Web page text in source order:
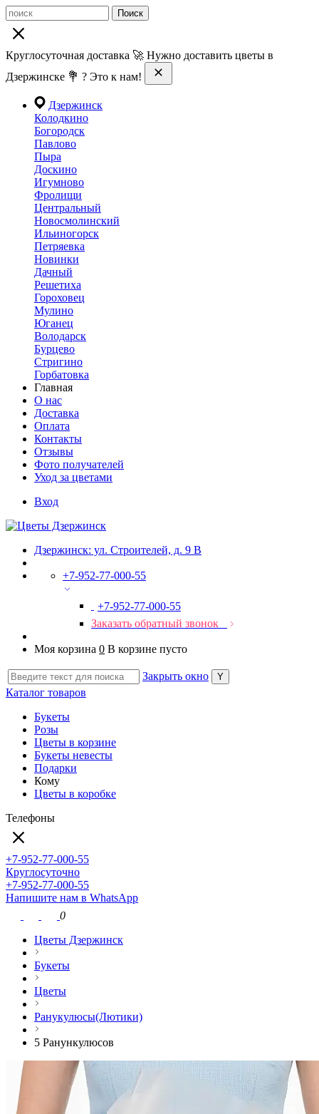
Поиск
Круглосуточная доставка 🚀 Нужно доставить цветы в
Дзержинске 💐 ? Это к нам!
Дзержинск
Колодкино
Богородск
Павлово
Пыра
Доскино
Игумново
Фролищи
Центральный
Новосмолинский
Ильиногорск
Петряевка
Новинки
Дачный
Решетиха
Гороховец
Мулино
Юганец
Володарск
Бурцево
Стригино
Горбатовка
Главная
О нас
Доставка
Оплата
Контакты
Отзывы
Фото получателей
Уход за цветами
Вход
Дзержинск: ул. Строителей, д. 9 В
+7-952-77-000-55
+7-952-77-000-55
Заказать обратный звонок
Моя корзина 0 В корзине пусто
Закрыть окно
Каталог товаров
Букеты
Розы
Цветы в корзине
Букеты невесты
Подарки
Кому
Цветы в коробке
Телефоны
+7-952-77-000-55
Круглосуточно
+7-952-77-000-55
Напишите нам в WhatsApp
0
Цветы Дзержинск
Букеты
Цветы
Ранукулюсы(Лютики)
5 Ранункулюсов